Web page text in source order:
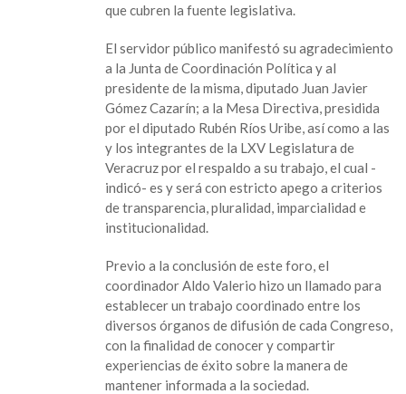
que cubren la fuente legislativa.
El servidor público manifestó su agradecimiento
a la Junta de Coordinación Política y al
presidente de la misma, diputado Juan Javier
Gómez Cazarín; a la Mesa Directiva, presidida
por el diputado Rubén Ríos Uribe, así como a las
y los integrantes de la LXV Legislatura de
Veracruz por el respaldo a su trabajo, el cual -
indicó- es y será con estricto apego a criterios
de transparencia, pluralidad, imparcialidad e
institucionalidad.
Previo a la conclusión de este foro, el
coordinador Aldo Valerio hizo un llamado para
establecer un trabajo coordinado entre los
diversos órganos de difusión de cada Congreso,
con la finalidad de conocer y compartir
experiencias de éxito sobre la manera de
mantener informada a la sociedad.